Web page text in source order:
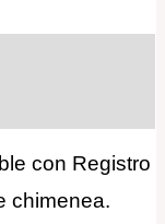
con Registro
chimenea.